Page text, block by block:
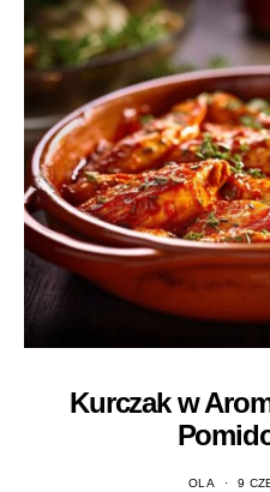
Kurczak w
OLA 9